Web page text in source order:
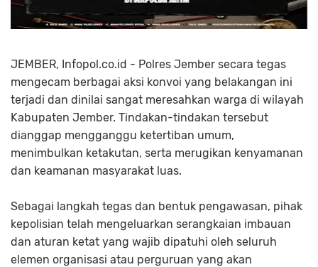
JEMBER, Infopol.co.id - Polres Jember secara tegas
mengecam berbagai aksi konvoi yang belakangan ini
terjadi dan dinilai sangat meresahkan warga di wilayah
Kabupaten Jember. Tindakan-tindakan tersebut
dianggap mengganggu ketertiban umum,
menimbulkan ketakutan, serta merugikan kenyamanan
dan keamanan masyarakat luas.
Sebagai langkah tegas dan bentuk pengawasan, pihak
kepolisian telah mengeluarkan serangkaian imbauan
dan aturan ketat yang wajib dipatuhi oleh seluruh
elemen organisasi atau perguruan yang akan